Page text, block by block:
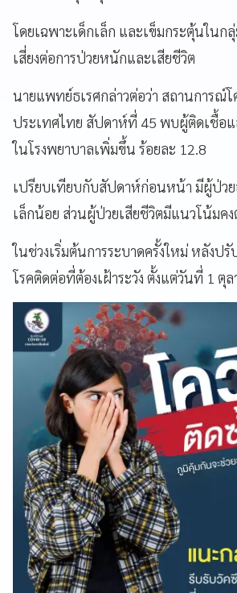
โดยเฉพาะเด็กเล็ก และเข็มกระตุ้นในก
เสี่ยงต่อการป่วยหนักและเสียชีวิต
นายแพทย์ธเรศกล่าวต่อว่า สถานการณ์โ
ประเทศไทย สัปดาห์ที่ 45 พบผู้ติดเชื้อแ
ในโรงพยาบาลเพิ่มขึ้น ร้อยละ 12.8
เปรียบเทียบกับสัปดาห์ก่อนหน้า มีผู้ป่ว
เล็กน้อย ส่วนผู้ป่วยเสียชีวิตมีแนวโน้มคง
ในช่วงเริ่มต้นการระบาดครั้งใหม่ หลังป
โรคติดต่อที่ต้องเฝ้าระวัง ตั้งแต่วันที่ 1 ตุ